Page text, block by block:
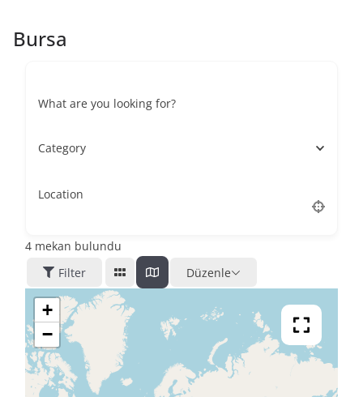
Bursa
What are you looking for?
Category
Location
4 mekan bulundu
Filter
Düzenle
+
−